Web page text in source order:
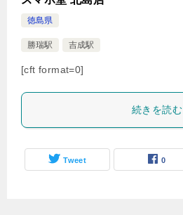
徳島県
勝瑞駅 吉成駅
[cft format=0]
続きを読む
Tweet 0